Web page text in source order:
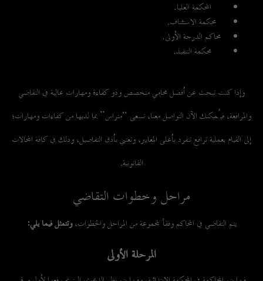
المحكمة العليا.
محكمة الاستئناف.
محاكم الدرجة الأولى.
محكمة التنفيذ.
وإذا كنت تبحث عن أفضل محامي متخصص وذو كفاءة ومهارات عالية في التقاضي
والمرافعة، فيُمكنك الآن التواصل معنا، تسعى “متراس” بما لديها من كفاءات ومهارات؛
إلى القيام بعملية ترافع تنفرد بأعلى المعايير، وتعتني بأدق التفاصيل، وذلك في كافة المجالات
القانونية.
مراحل وخطوات التقاضي
يتم التقاضي في المحاكم وفقاً لمجموعة من المراحل والخطوات،وتتمثل فيما يلي:
المرحلة الأولى